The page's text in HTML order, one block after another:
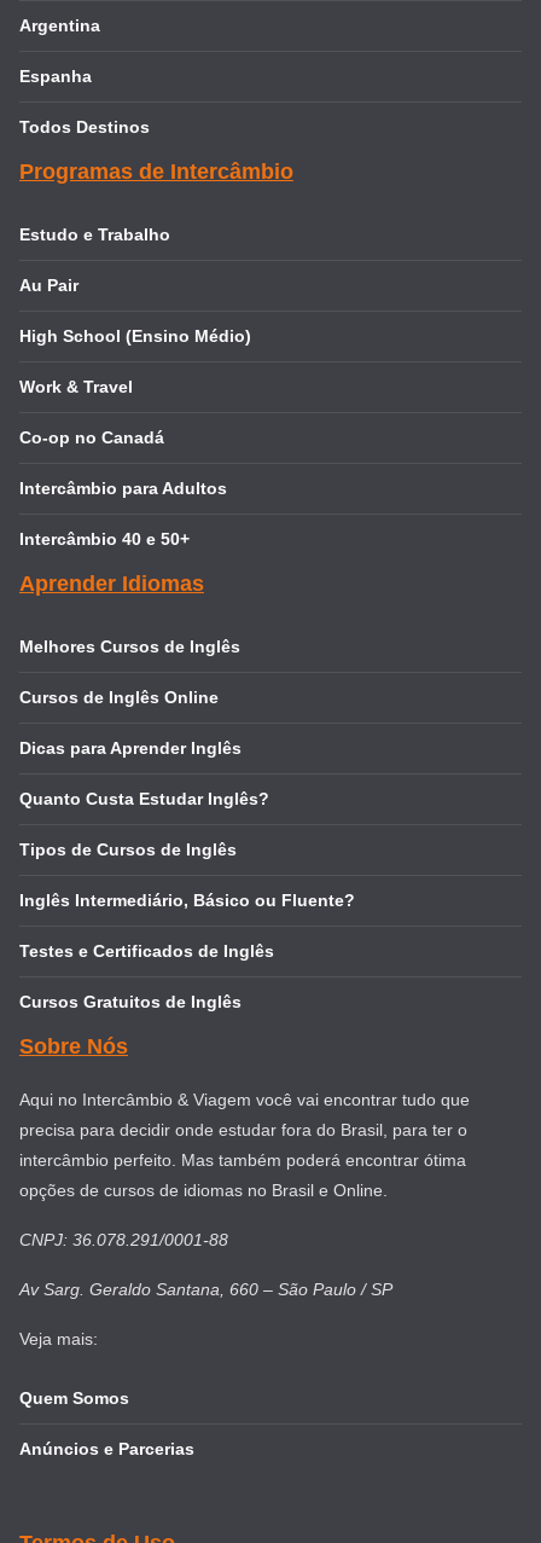
Argentina
Espanha
Todos Destinos
Programas de Intercâmbio
Estudo e Trabalho
Au Pair
High School (Ensino Médio)
Work & Travel
Co-op no Canadá
Intercâmbio para Adultos
Intercâmbio 40 e 50+
Aprender Idiomas
Melhores Cursos de Inglês
Cursos de Inglês Online
Dicas para Aprender Inglês
Quanto Custa Estudar Inglês?
Tipos de Cursos de Inglês
Inglês Intermediário, Básico ou Fluente?
Testes e Certificados de Inglês
Cursos Gratuitos de Inglês
Sobre Nós
Aqui no Intercâmbio & Viagem você vai encontrar tudo que
precisa para decidir onde estudar fora do Brasil, para ter o
intercâmbio perfeito. Mas também poderá encontrar ótima
opções de cursos de idiomas no Brasil e Online.
CNPJ: 36.078.291/0001-88
Av Sarg. Geraldo Santana, 660 – São Paulo / SP
Veja mais:
Quem Somos
Anúncios e Parcerias